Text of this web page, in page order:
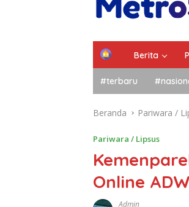
Berita
#terbaru
Beranda Pariwara /
Pariwara / Lipsus
Online
Admin